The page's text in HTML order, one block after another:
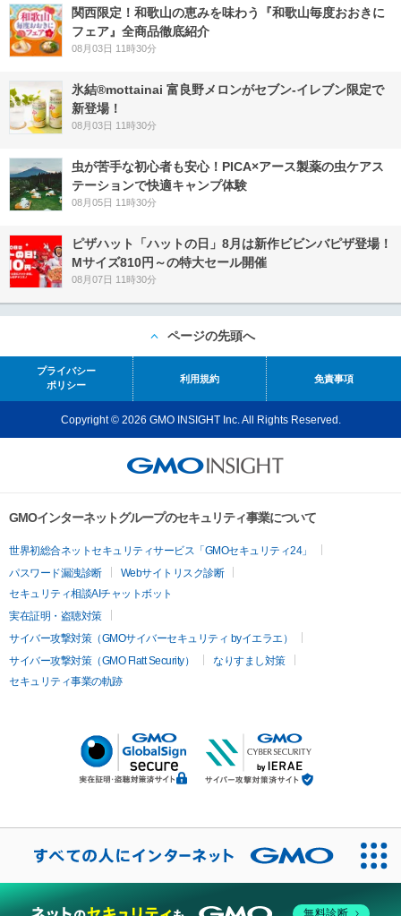
関西限定！和歌山の恵みを味わう『和歌山毎度おおきに
フェア』全商品徹底紹介
08月03日 11時30分
氷結®mottainai 富良野メロンがセブン‐イレブン限定で
新登場！
08月03日 11時30分
虫が苦手な初心者も安心！PICA×アース製薬の虫ケアス
テーションで快適キャンプ体験
08月05日 11時30分
ピザハット「ハットの日」8月は新作ビビンバピザ登場！
Mサイズ810円～の特大セール開催
08月07日 11時30分
ページの先頭へ
プライバシー
ポリシー
利用規約 免責事項
Copyright © 2026 GMO INSIGHT Inc. All Rights Reserved.
GMOインターネットグループのセキュリティ事業について
世界初総合ネットセキュリティサービス「GMOセキュリティ24」
パスワード漏洩診断
Webサイトリスク診断
セキュリティ相談AIチャットボット
実在証明・盗聴対策
サイバー攻撃対策（GMOサイバーセキュリティ byイエラエ）
サイバー攻撃対策（GMO Flatt Security）
なりすまし対策
セキュリティ事業の軌跡
無料診断